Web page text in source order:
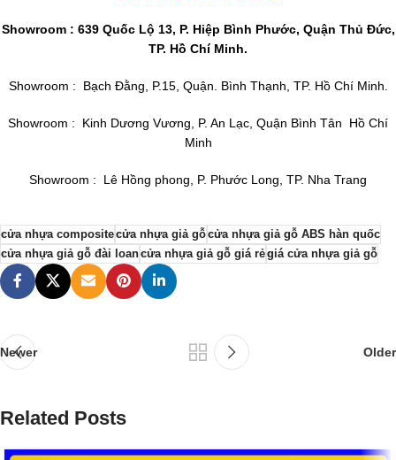
Showroom : 639 Quốc Lộ 13, P. Hiệp Bình Phước, Quận Thủ Đức,
TP. Hồ Chí Minh.
Showroom : Bạch Đằng, P.15, Quận. Bình Thạnh, TP. Hồ Chí Minh.
Showroom : Kinh Dương Vương, P. An Lạc, Quận Bình Tân Hồ Chí
Minh
Showroom : Lê Hồng phong, P. Phước Long, TP. Nha Trang
cửa nhựa compositecửa nhựa giả gỗcửa nhựa giả gỗ ABS hàn quốc
cửa nhựa giả gỗ đài loancửa nhựa giả gỗ giá rẻgiá cửa nhựa giả gỗ
Newer Older
Related Posts